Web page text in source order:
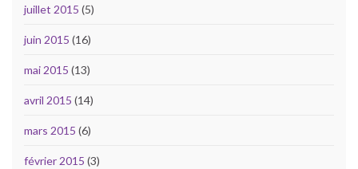
juillet 2015 (5)
juin 2015 (16)
mai 2015 (13)
avril 2015 (14)
mars 2015 (6)
février 2015 (3)